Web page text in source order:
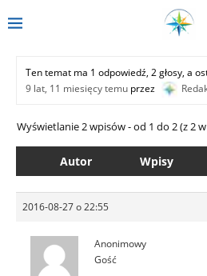
Ten temat ma 1 odpowiedź, 2 głosy, a
9 lat, 11 miesięcy temu przez
Wyświetlanie 2 wpisów - od 1 do 2 (z 2
Autor Wpisy
2016-08-27 o 22:55
Anonimowy
Gość